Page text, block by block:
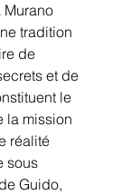
Murano
tradition
de
et de
le
la mission
réalité
sous
Guido,